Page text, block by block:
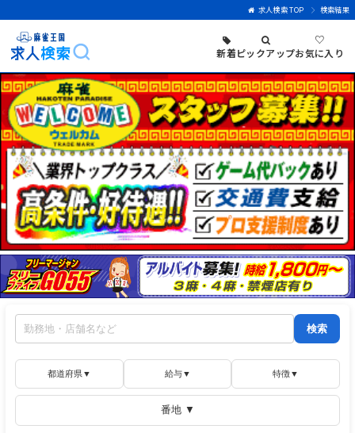
求人検索 TOP 検索結果
新着ピックアップ
♡
お気に入り
検索
都道府県▼ 給与▼ 特徴▼
番地 ▼